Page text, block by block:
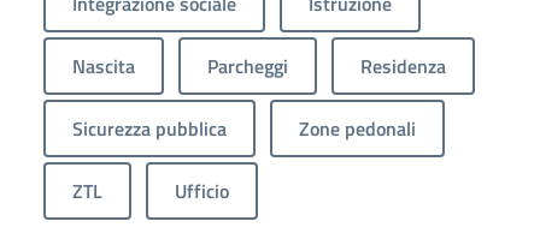
Nascita Parcheggi Residenza
Sicurezza pubblica Zone pedonali
ZTL Ufficio